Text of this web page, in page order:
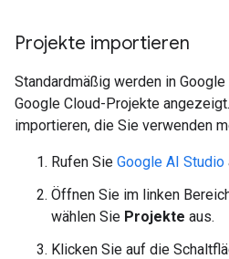
Projekte importieren
Standardmäßig werden in
Google Cloud-Projekte
importieren, die Sie verwenden
Rufen Sie Google AI Studio
Öffnen Sie im linken
wählen Sie Projekte aus.
Klicken Sie auf die